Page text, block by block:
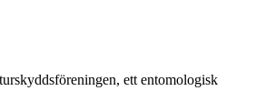
ett entomologisk